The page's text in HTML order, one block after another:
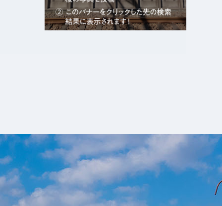
エキガタリ